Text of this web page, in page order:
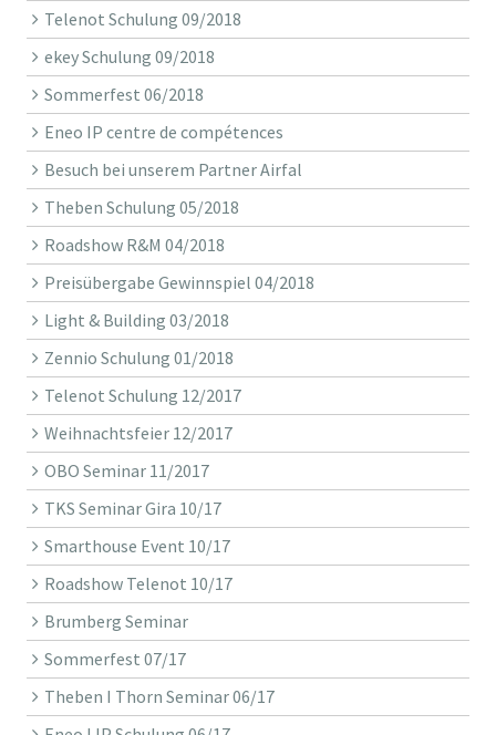
Telenot Schulung 09/2018
ekey Schulung 09/2018
Sommerfest 06/2018
Eneo IP centre de compétences
Besuch bei unserem Partner Airfal
Theben Schulung 05/2018
Roadshow R&M 04/2018
Preisübergabe Gewinnspiel 04/2018
Light & Building 03/2018
Zennio Schulung 01/2018
Telenot Schulung 12/2017
Weihnachtsfeier 12/2017
OBO Seminar 11/2017
TKS Seminar Gira 10/17
Smarthouse Event 10/17
Roadshow Telenot 10/17
Brumberg Seminar
Sommerfest 07/17
Theben I Thorn Seminar 06/17